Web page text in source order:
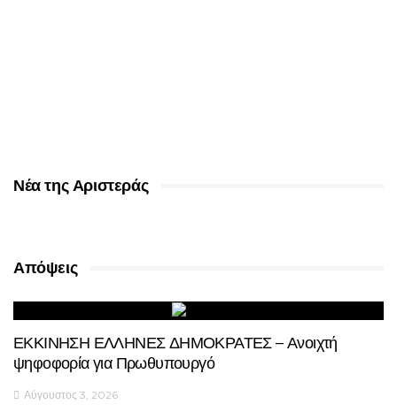
Νέα της Αριστεράς
Απόψεις
ΕΚΚΙΝΗΣΗ ΕΛΛΗΝΕΣ ΔΗΜΟΚΡΑΤΕΣ – Ανοιχτή
ψηφοφορία για Πρωθυπουργό
Αύγουστος 3, 2026